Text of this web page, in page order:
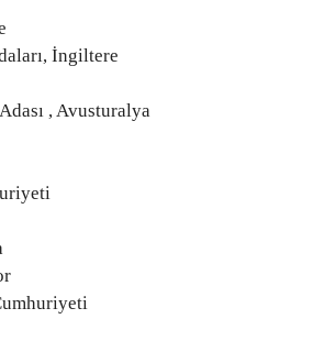
İngiltere
, Avusturalya